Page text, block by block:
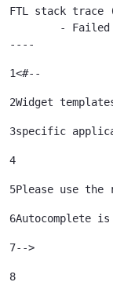
FTL stack trace
----
1<#--
2Widget
3specific
4
5Please use
6Autocomplete
7-->
8